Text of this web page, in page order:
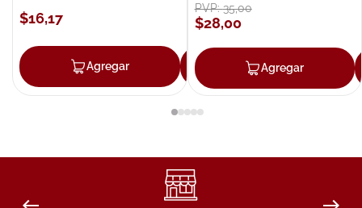
$16,17
Agregar Agregar
PVP:35,00
$28,00
Agregar